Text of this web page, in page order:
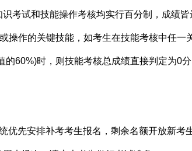
考试和技能操作考核均实行百分制，成绩
操作的关键技能，如考生在技能考核中任一
60%)时，则技能考核总成绩直接判定为0分
优先安排补考考生报名，剩余名额开放新考